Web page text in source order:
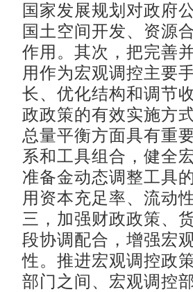
国家发展规划对政府
国土空间开发、资源
作用。其次，把完善
用作为宏观调控主要
长、优化结构和调节
政政策的有效实施方
总量平衡方面具有重
系和工具组合，健全
准备金动态调整工具
用资本充足率、流动
三，加强财政政策、
段协调配合，增强宏
性。推进宏观调控政
部门之间、宏观调控